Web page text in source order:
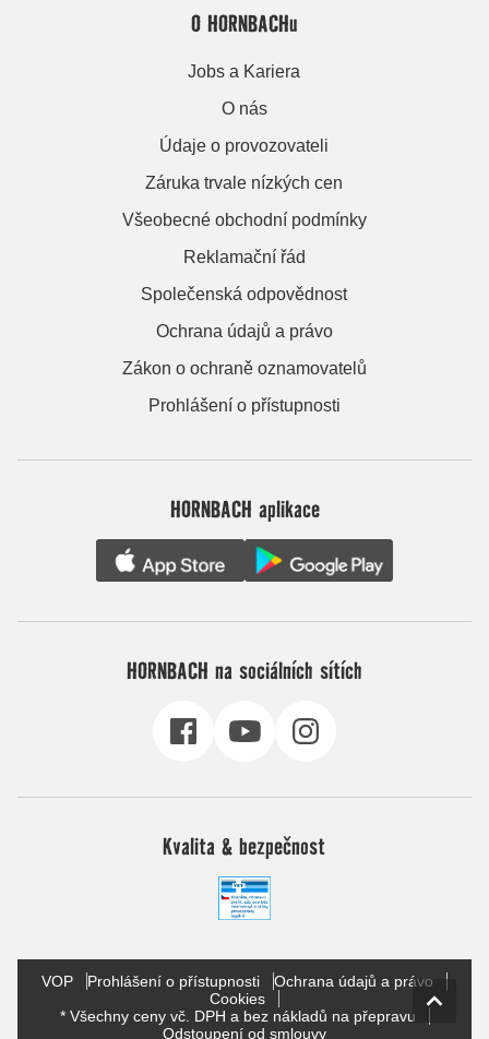
O HORNBACHu
Jobs a Kariera
O nás
Údaje o provozovateli
Záruka trvale nízkých cen
Všeobecné obchodní podmínky
Reklamační řád
Společenská odpovědnost
Ochrana údajů a právo
Zákon o ochraně oznamovatelů
Prohlášení o přístupnosti
HORNBACH aplikace
HORNBACH na sociálních sítích
Kvalita & bezpečnost
VOP Prohlášení o přístupnosti
Ochrana údajů a právo
Cookies
* Všechny ceny vč. DPH a bez nákladů na přepravu
Odstoupení od smlouvy